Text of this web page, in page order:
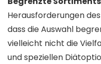
Herausforderungen
dass die Auswahl
vielleicht nicht die
und speziellen